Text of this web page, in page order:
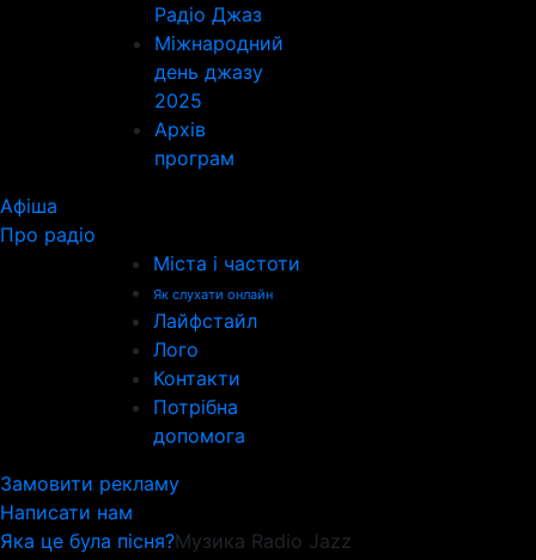
Радіо Джаз
Міжнародний
день джазу
2025
Архів
програм
Афіша
Про радіо
Міста і частоти
Як слухати онлайн
Лайфстайл
Лого
Контакти
Потрібна
допомога
Замовити рекламу
Написати нам
Яка це була пісня?Музика Radio Jazz